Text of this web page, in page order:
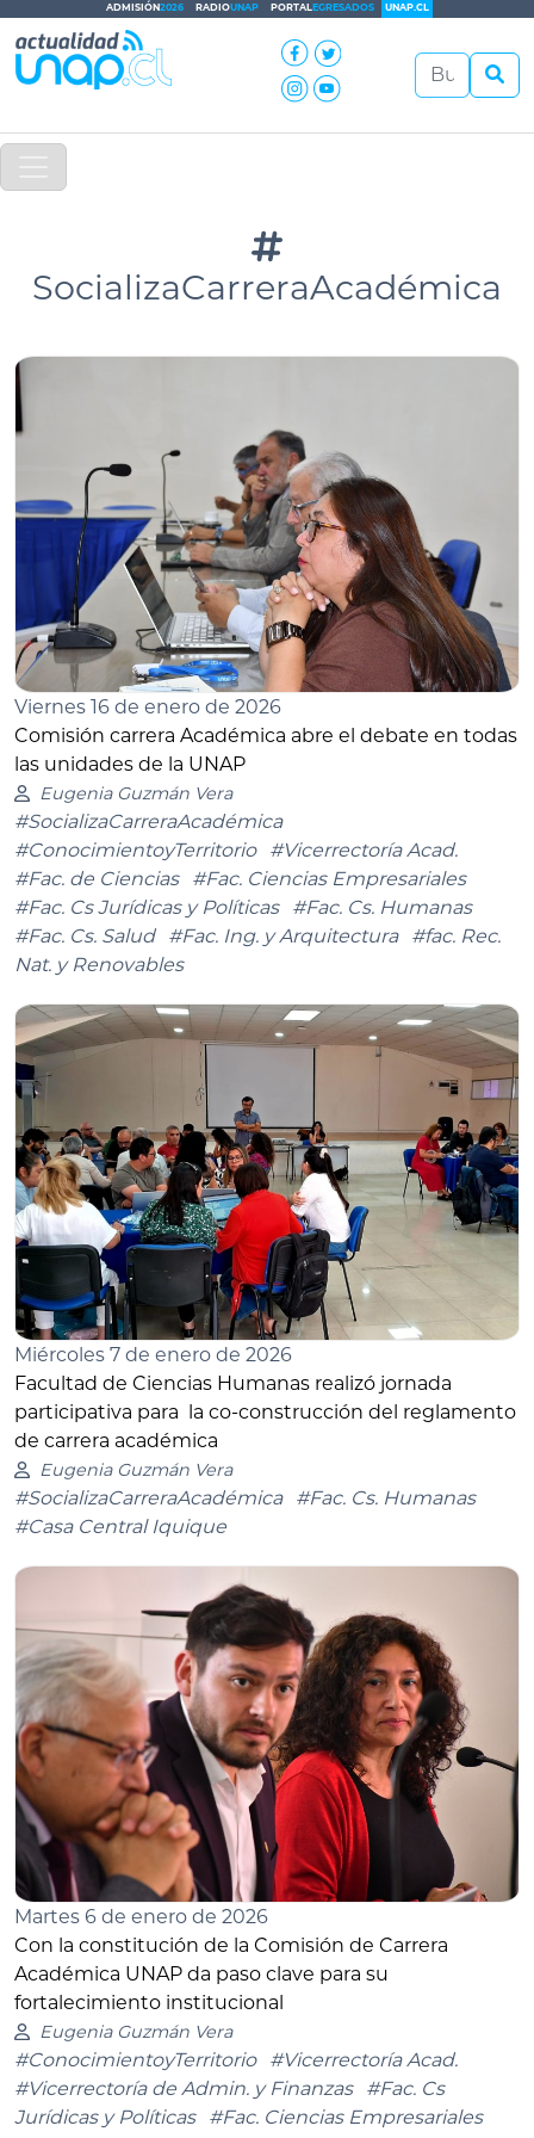
ADMISIÓN2026 RADIOUNAP PORTALEGRESADOS UNAP.CL
SocializaCarreraAcadémica
Viernes 16 de enero de 2026
Comisión carrera Académica abre el debate en todas
las unidades de la UNAP
Eugenia Guzmán Vera
#SocializaCarreraAcadémica
#ConocimientoyTerritorio
#Vicerrectoría Acad.
#Fac. de Ciencias
#Fac. Ciencias Empresariales
#Fac. Cs Jurídicas y Políticas
#Fac. Cs. Humanas
#Fac. Cs. Salud
#Fac. Ing. y Arquitectura
#fac. Rec.
Nat. y Renovables
Miércoles 7 de enero de 2026
Facultad de Ciencias Humanas realizó jornada
participativa para la co-construcción del reglamento
de carrera académica
Eugenia Guzmán Vera
#SocializaCarreraAcadémica
#Fac. Cs. Humanas
#Casa Central Iquique
Martes 6 de enero de 2026
Con la constitución de la Comisión de Carrera
Académica UNAP da paso clave para su
fortalecimiento institucional
Eugenia Guzmán Vera
#ConocimientoyTerritorio
#Vicerrectoría Acad.
#Vicerrectoría de Admin. y Finanzas
#Fac. Cs
Jurídicas y Políticas
#Fac. Ciencias Empresariales